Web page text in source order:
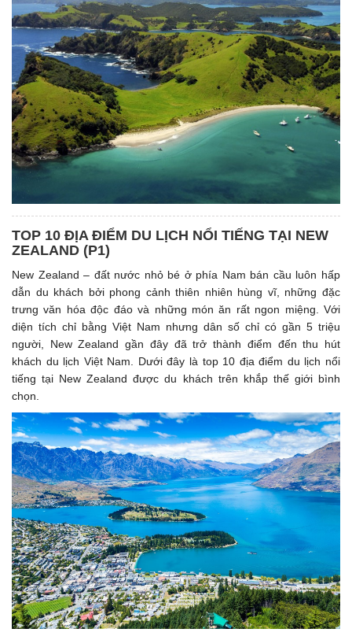
TOP 10 ĐỊA ĐIỂM DU LỊCH NỔI TIẾNG TẠI NEW
ZEALAND (P1)
New Zealand – đất nước nhỏ bé ở phía Nam bán cầu luôn hấp
dẫn du khách bởi phong cảnh thiên nhiên hùng vĩ, những đặc
trưng văn hóa độc đáo và những món ăn rất ngon miệng. Với
diện tích chỉ bằng Việt Nam nhưng dân số chỉ có gần 5 triệu
người, New Zealand gần đây đã trở thành điểm đến thu hút
khách du lịch Việt Nam. Dưới đây là top 10 địa điểm du lịch nổi
tiếng tại New Zealand được du khách trên khắp thế giới bình
chọn.